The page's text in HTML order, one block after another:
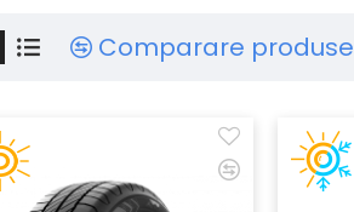
Comparare produse